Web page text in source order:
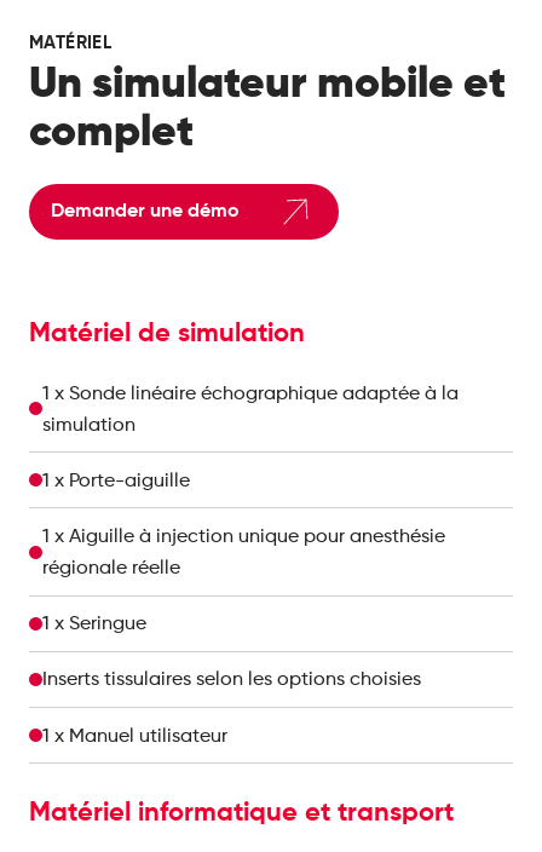
MATÉRIEL
Un simulateur mobile et
complet
Demander une démo
Matériel de simulation
1 x Sonde linéaire échographique adaptée à la
simulation
1 x Porte-aiguille
1 x Aiguille à injection unique pour anesthésie
régionale réelle
1 x Seringue
Inserts tissulaires selon les options choisies
1 x Manuel utilisateur
Matériel informatique et transport